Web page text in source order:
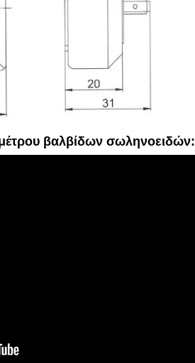
βαλβίδων σωληνοειδών: